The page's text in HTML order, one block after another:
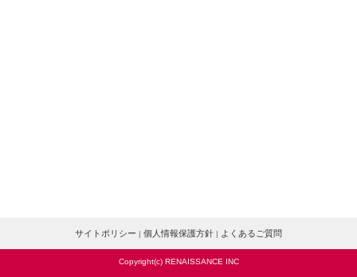
サイトポリシー | 個人情報保護方針 | よくあるご質問
Copyright(c) RENAISSANCE INC